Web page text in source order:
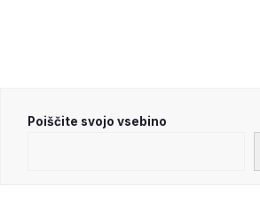
Poiščite svojo vsebino